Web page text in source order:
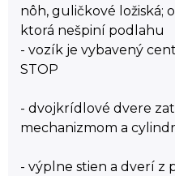
nôh, guličkové ložiská;
ktorá nešpiní podlahu
- vozík je vybavený
STOP
- dvojkrídlové dvere
mechanizmom a
- výplne stien a dverí z